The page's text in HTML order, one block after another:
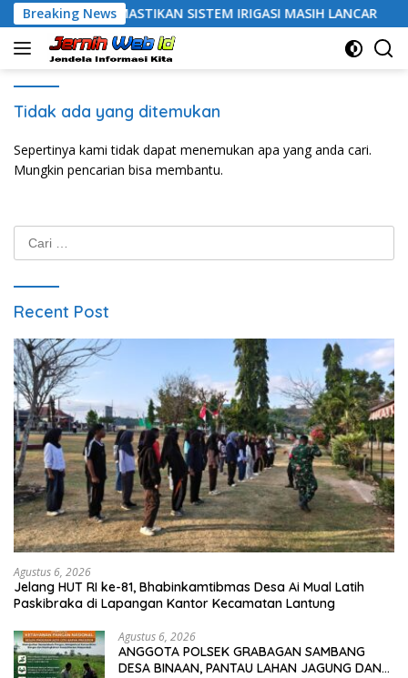
Langsung
ke
konten
Breaking News
DAN MEMASTIKAN SISTEM IRIGASI MASIH LANCAR
Tidak ada yang ditemukan
Sepertinya kami tidak dapat menemukan apa yang anda cari.
Mungkin pencarian bisa membantu.
Cari
untuk:
Recent Post
Agustus 6, 2026
Jelang HUT RI ke-81, Bhabinkamtibmas Desa Ai Mual Latih
Paskibraka di Lapangan Kantor Kecamatan Lantung
Agustus 6, 2026
ANGGOTA POLSEK GRABAGAN SAMBANG
DESA BINAAN, PANTAU LAHAN JAGUNG DAN